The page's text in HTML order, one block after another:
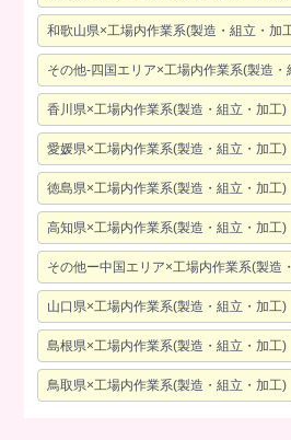
和歌山県×工場内作業系(製造・組立・加
その他-四国エリア×工場内作業系(製造・
香川県×工場内作業系(製造・組立・加工)
愛媛県×工場内作業系(製造・組立・加工)
徳島県×工場内作業系(製造・組立・加工)
高知県×工場内作業系(製造・組立・加工)
その他ー中国エリア×工場内作業系(製造
山口県×工場内作業系(製造・組立・加工)
島根県×工場内作業系(製造・組立・加工)
鳥取県×工場内作業系(製造・組立・加工)